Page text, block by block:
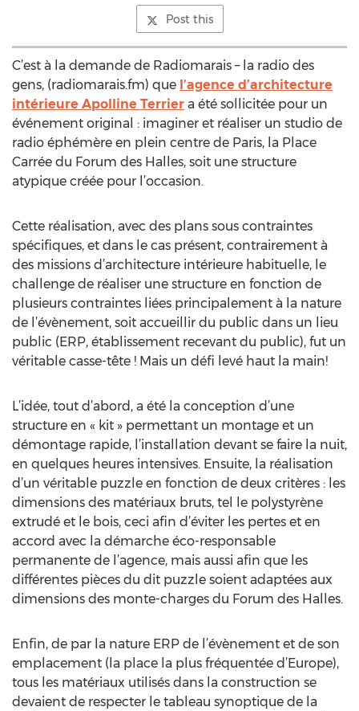
Post this
C’est à la demande de Radiomarais – la radio des
gens, (radiomarais.fm) que l’agence d’architecture
intérieure Apolline Terrier a été sollicitée pour un
événement original : imaginer et réaliser un studio de
radio éphémère en plein centre de Paris, la Place
Carrée du Forum des Halles, soit une structure
atypique créée pour l’occasion.
Cette réalisation, avec des plans sous contraintes
spécifiques, et dans le cas présent, contrairement à
des missions d’architecture intérieure habituelle, le
challenge de réaliser une structure en fonction de
plusieurs contraintes liées principalement à la nature
de l’évènement, soit accueillir du public dans un lieu
public (ERP, établissement recevant du public), fut un
véritable casse-tête ! Mais un défi levé haut la main!
L’idée, tout d’abord, a été la conception d’une
structure en « kit » permettant un montage et un
démontage rapide, l’installation devant se faire la nuit,
en quelques heures intensives. Ensuite, la réalisation
d’un véritable puzzle en fonction de deux critères : les
dimensions des matériaux bruts, tel le polystyrène
extrudé et le bois, ceci afin d’éviter les pertes et en
accord avec la démarche éco-responsable
permanente de l’agence, mais aussi afin que les
différentes pièces du dit puzzle soient adaptées aux
dimensions des monte-charges du Forum des Halles.
Enfin, de par la nature ERP de l’évènement et de son
emplacement (la place la plus fréquentée d’Europe),
tous les matériaux utilisés dans la construction se
devaient de respecter le tableau synoptique de la